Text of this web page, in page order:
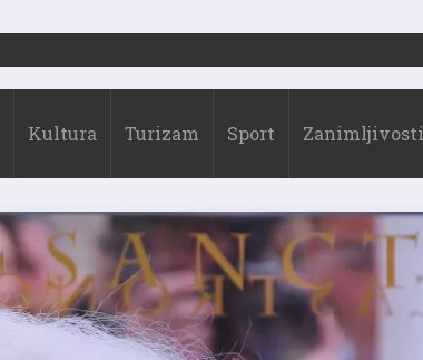
Kultura Turizam Sport Zanimljivosti